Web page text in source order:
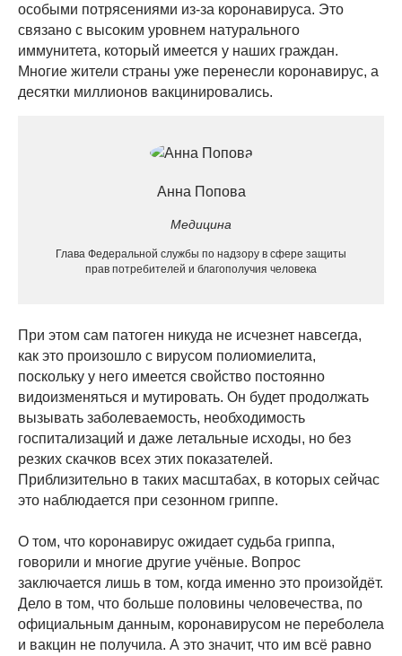
особыми потрясениями из-за коронавируса. Это
связано с высоким уровнем натурального
иммунитета, который имеется у наших граждан.
Многие жители страны уже перенесли коронавирус, а
десятки миллионов вакцинировались.
Анна Попова
Медицина
Глава Федеральной службы по надзору в сфере защиты
прав потребителей и благополучия человека
При этом сам патоген никуда не исчезнет навсегда,
как это произошло с вирусом полиомиелита,
поскольку у него имеется свойство постоянно
видоизменяться и мутировать. Он будет продолжать
вызывать заболеваемость, необходимость
госпитализаций и даже летальные исходы, но без
резких скачков всех этих показателей.
Приблизительно в таких масштабах, в которых сейчас
это наблюдается при сезонном гриппе.
О том, что коронавирус ожидает судьба гриппа,
говорили и многие другие учёные. Вопрос
заключается лишь в том, когда именно это произойдёт.
Дело в том, что больше половины человечества, по
официальным данным, коронавирусом не переболела
и вакцин не получила. А это значит, что им всё равно